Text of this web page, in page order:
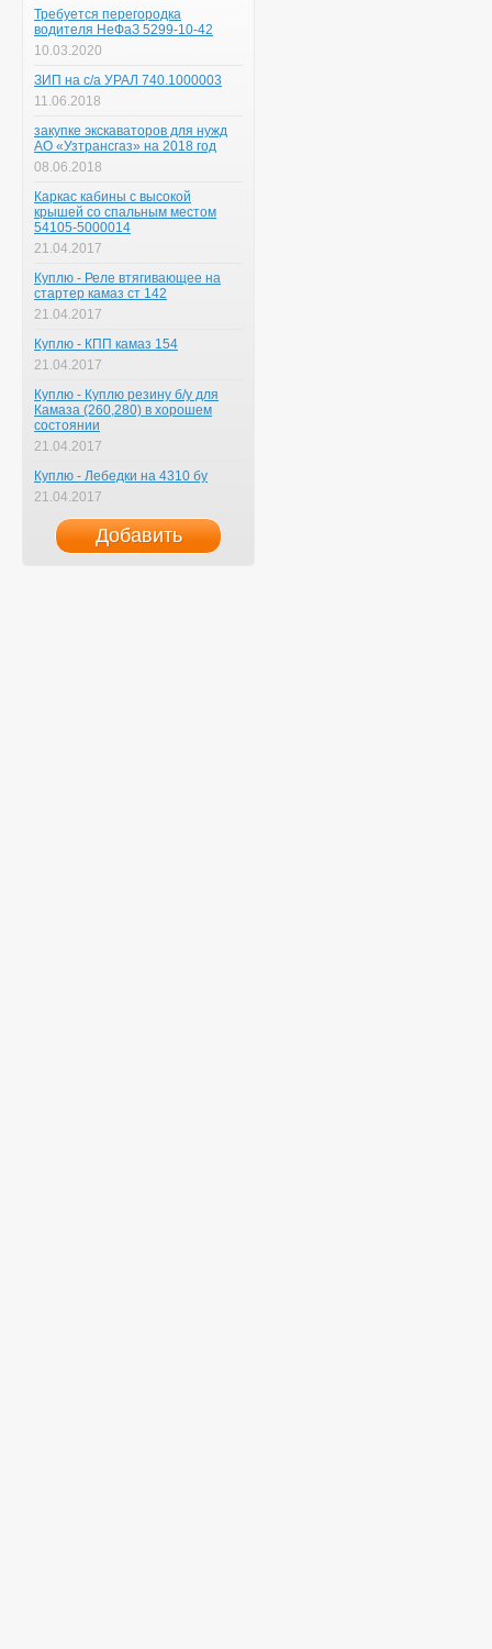
Требуется перегородка
водителя НеФаЗ 5299-10-42
10.03.2020
ЗИП на с/а УРАЛ 740.1000003
11.06.2018
закупке экскаваторов для нужд
АО «Узтрансгаз» на 2018 год
08.06.2018
Каркас кабины с высокой
крышей со спальным местом
54105-5000014
21.04.2017
Куплю - Реле втягивающее на
стартер камаз ст 142
21.04.2017
Куплю - КПП камаз 154
21.04.2017
Куплю - Куплю резину б/у для
Камаза (260,280) в хорошем
состоянии
21.04.2017
Куплю - Лебедки на 4310 бу
21.04.2017
Добавить